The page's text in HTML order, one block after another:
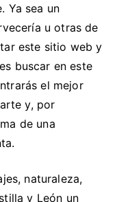
Ya sea un
u otras de
este sitio web y
buscar en este
el mejor
y, por
de una
naturaleza,
y León un